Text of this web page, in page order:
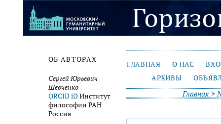
ОБ АВТОРАХ
Сергей Юрьевич
Шевченко
ORCID iDИнститут
философии РАН
Россия
ГЛАВНАЯ О НАС
АРХИВЫ
Главная >